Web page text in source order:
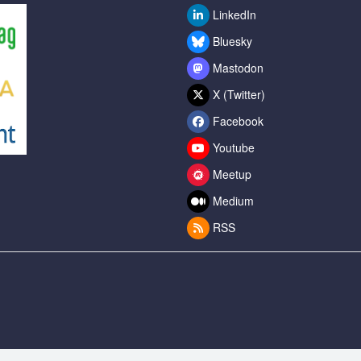
LinkedIn
Bluesky
Mastodon
X (Twitter)
Facebook
Youtube
Meetup
Medium
RSS